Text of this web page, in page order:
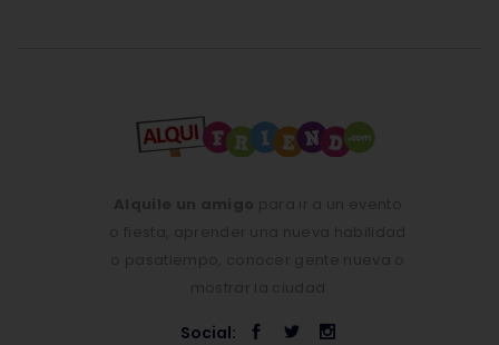
Social: